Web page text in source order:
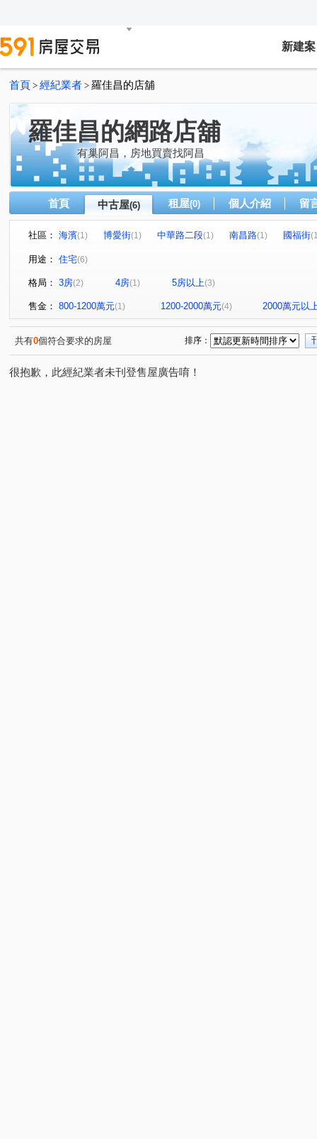
新建案
首頁 > 經紀業者 > 羅佳昌的店舖
羅佳昌的網路店舖
有巢阿昌，房地買賣找阿昌
首頁 中古屋(6) 租屋(0) 個人介紹 留
社區： 海濱(1) 博愛街(1) 中華路二段(1) 南昌路(1) 國福街
用途： 住宅(6)
格局： 3房(2) 4房(1) 5房以上(3)
售金： 800-1200萬元(1) 1200-2000萬元(4) 2000萬元以
共有0個符合要求的房屋 排序：
很抱歉，此經紀業者未刊登售屋廣告唷！